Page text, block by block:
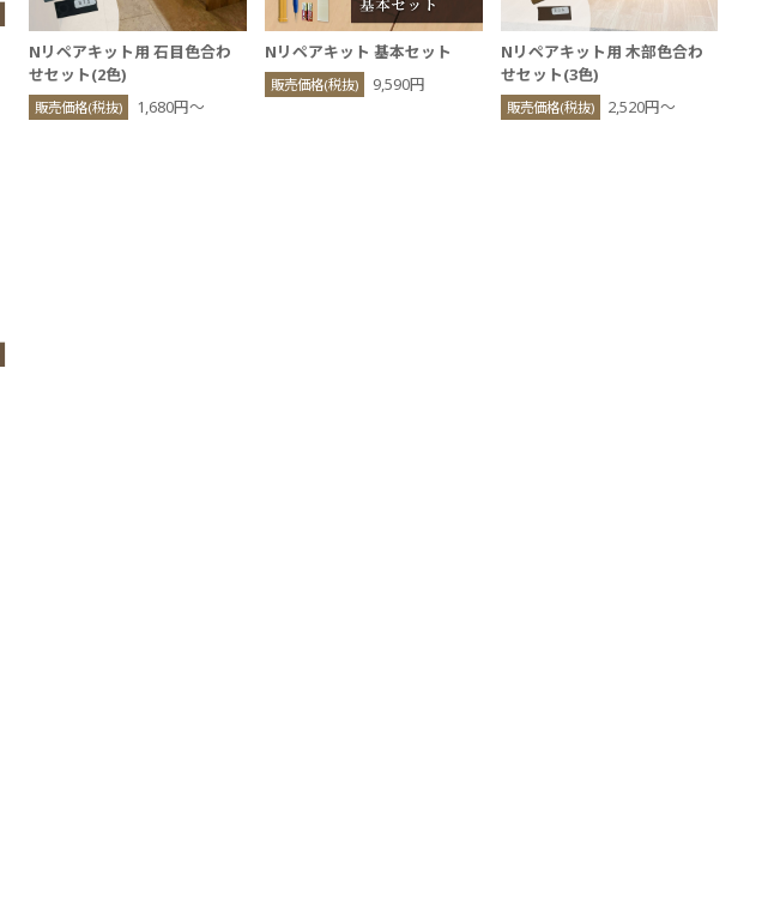
Nリペアキット用 石目色合わ
せセット(2色)
販売価格(税抜) 1,680円〜
Nリペアキット 基本セット
販売価格(税抜) 9,590円
Nリペアキット用 木部色合わ
せセット(3色)
販売価格(税抜) 2,520円〜